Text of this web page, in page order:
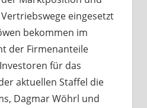
eingesetzt
bekommen im
der Firmenanteile
für das
aktuellen Staffel die
Dagmar Wöhrl und